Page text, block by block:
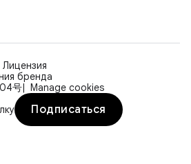
Лицензия
бренда
号
Manage cookies
Подписаться